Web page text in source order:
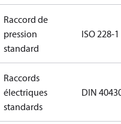
Raccord de
pression
standard
ISO 228-1
Raccords
électriques
standards
DIN